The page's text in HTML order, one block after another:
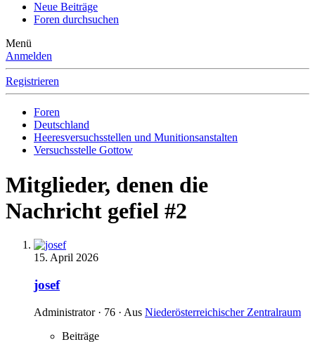
Neue Beiträge
Foren durchsuchen
Menü
Anmelden
Registrieren
Foren
Deutschland
Heeresversuchsstellen und Munitionsanstalten
Versuchsstelle Gottow
Mitglieder, denen die
Nachricht gefiel #2
15. April 2026
josef
Administrator · 76 · Aus Niederösterreichischer Zentralraum
Beiträge